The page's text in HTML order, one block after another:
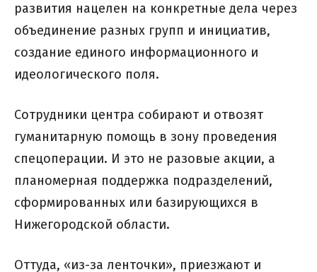
развития нацелен на конкретные дела через
объединение разных групп и инициатив,
создание единого информационного и
идеологического поля.
Сотрудники центра собирают и отвозят
гуманитарную помощь в зону проведения
спецоперации. И это не разовые акции, а
планомерная поддержка подразделений,
сформированных или базирующихся в
Нижегородской области.
Оттуда, «из-за ленточки», приезжают и